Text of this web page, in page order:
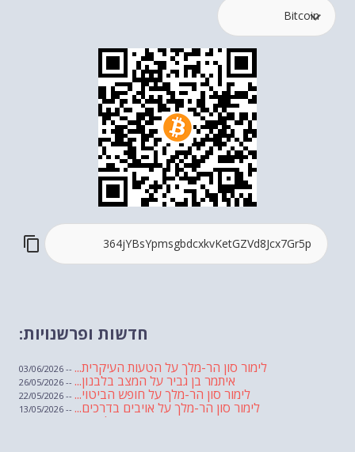
חדשות ופרשנויות:
לימור סון הר-מלך על הטעות העיקרית... -- 03/06/2026
איתמר בן גביר על המצב בלבנון... -- 26/05/2026
לימור סון הר-מלך על חופש הביטוי... -- 22/05/2026
לימור סון הר-מלך על אויבים בדרכים... -- 13/05/2026
שבועת אמונים לדעאש